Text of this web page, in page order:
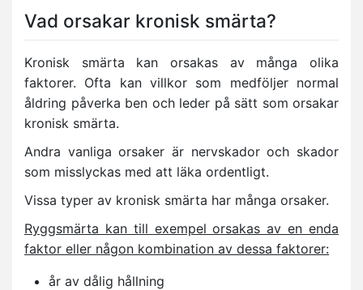
Vad orsakar kronisk smärta?
Kronisk smärta kan orsakas av många olika
faktorer. Ofta kan villkor som medföljer normal
åldring påverka ben och leder på sätt som orsakar
kronisk smärta.
Andra vanliga orsaker är nervskador och skador
som misslyckas med att läka ordentligt.
Vissa typer av kronisk smärta har många orsaker.
Ryggsmärta kan till exempel orsakas av en enda
faktor eller någon kombination av dessa faktorer:
år av dålig hållning